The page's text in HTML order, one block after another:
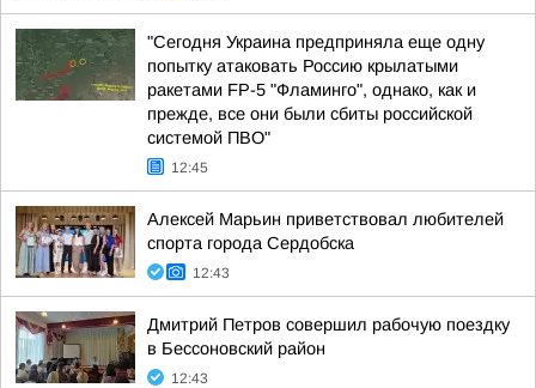
"Сегодня Украина предприняла еще одну
попытку атаковать Россию крылатыми
ракетами FP-5 "Фламинго", однако, как и
прежде, все они были сбиты российской
системой ПВО"
12:45
Алексей Марьин приветствовал любителей
спорта города Сердобска
12:43
Дмитрий Петров совершил рабочую поездку
в Бессоновский район
12:43